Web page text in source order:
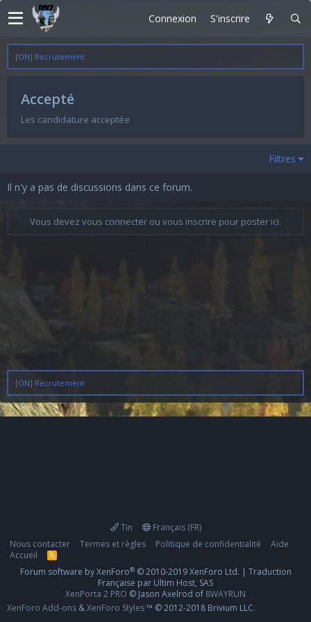
Connexion S'inscrire
[ON] Recrutement
Accepté
Les candidature acceptée
Filtres
Il n'y a pas de discussions dans ce forum.
Vous devez vous connecter ou vous inscrire pour poster ici.
[ON] Recrutement
Tin
Français (FR)
Nous contacter
Termes et règles Politique de confidentialité
Aide
Accueil
R
S
S
Forum software by XenForo® © 2010-2019 XenForo Ltd. | Traduction
Française par Ultim Host, SAS
XenPorta 2 PRO © Jason Axelrod of 8WAYRUN
XenForo Add-ons &XenForo Styles™ © 2012-2018 Brivium LLC.